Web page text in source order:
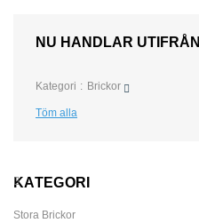
NU HANDLAR UTIFRÅN
Kategori Brickor
Töm alla
KATEGORI
Stora Brickor